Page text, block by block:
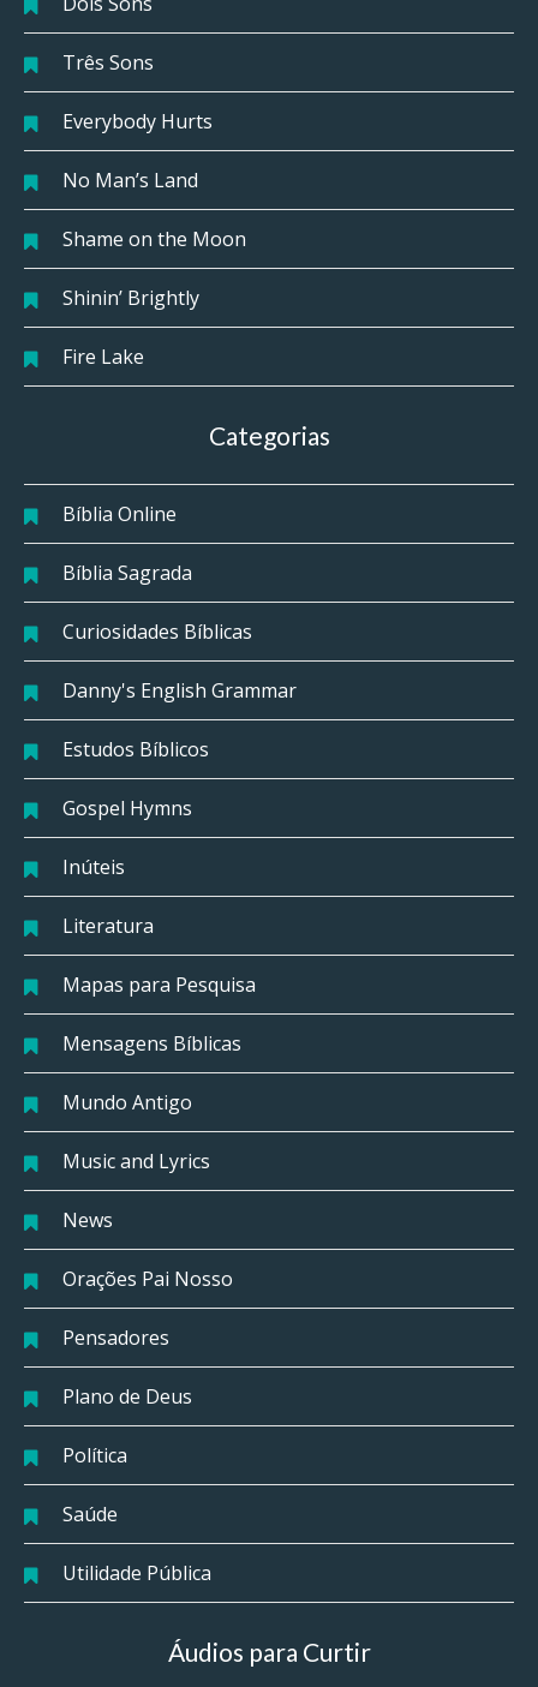
Três Sons
Everybody Hurts
No Man’s Land
Shame on the Moon
Shinin’ Brightly
Fire Lake
Categorias
Bíblia Online
Bíblia Sagrada
Curiosidades Bíblicas
Danny's English Grammar
Estudos Bíblicos
Gospel Hymns
Inúteis
Literatura
Mapas para Pesquisa
Mensagens Bíblicas
Mundo Antigo
Music and Lyrics
News
Orações Pai Nosso
Pensadores
Plano de Deus
Política
Saúde
Utilidade Pública
Áudios para Curtir